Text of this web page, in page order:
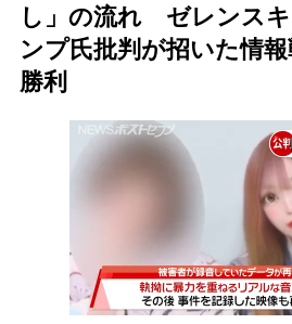
し」の流れ ゼレンスキ
ンプ氏批判が招いた情
勝利